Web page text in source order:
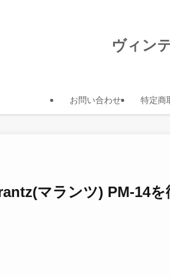
ヴィン
お問い合わせ 特定商
マランツ) PM-14を